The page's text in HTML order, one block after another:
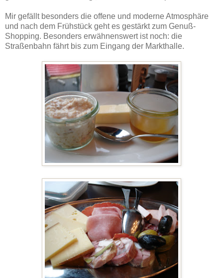
Mir gefällt besonders die offene und moderne Atmosphäre
und nach dem Frühstück geht es gestärkt zum Genuß-
Shopping. Besonders erwähnenswert ist noch: die
Straßenbahn fährt bis zum Eingang der Markthalle.